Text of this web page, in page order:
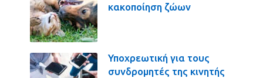
κακοποίηση ζώων
Υποχρεωτική για τους
συνδρομητές της κινητής